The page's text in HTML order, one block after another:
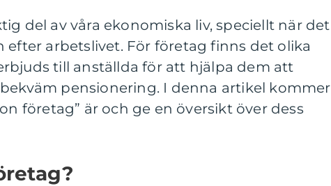
del av våra ekonomiska liv, speciellt när det
efter arbetslivet. För företag finns det olika
till anställda för att hjälpa dem att
pensionering. I denna artikel kommer
företag” är och ge en översikt över dess